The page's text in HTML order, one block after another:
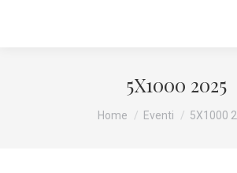
5X1000 2025
Tu sei qui:
Home Eventi 5X1000